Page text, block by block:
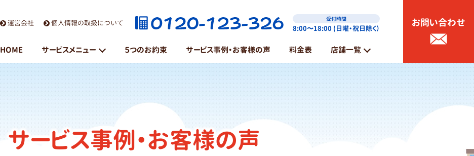
運営会社 個人情報の取扱について 受付時間
8:00〜18:00 (日曜・祝日除く）
HOME サービスメニュー
引越・片付け
５つのお約束 サービス事例・お客様の声 料金表 店舗一覧
お問い合わせ
サービス事例・お客様の声